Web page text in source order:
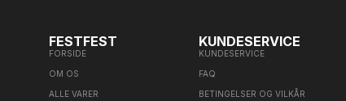
FESTFEST
FORSIDE
OM OS
ALLE VARER
KUNDESERVICE
KUNDESERVICE
FAQ
BETINGELSER OG VILKÅR